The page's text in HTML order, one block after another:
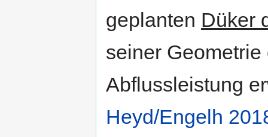
geplanten Düker
seiner
Abflussleistung
Heyd/Engelh